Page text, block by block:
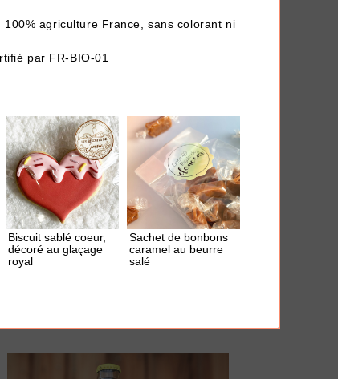
agriculture France, sans colorant ni
par FR-BIO-01
Biscuit sablé coeur,
décoré au glaçage
royal
Sachet de bonbons
caramel au beurre
salé
AJOUTER À MA BOX